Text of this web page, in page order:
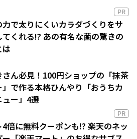
PR
力で太りにくいカラダづくりをサ
てくれる!? あの有名な菌の驚きの
は
ん必見！100円ショップの「抹茶
で作る本格ひんやり「おうちカ
ュー」4選
PR
倍に無料クーポンも!? 楽天のネッ